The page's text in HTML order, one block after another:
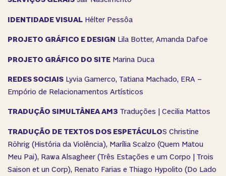
IDENTIDADE VISUAL Hélter Pessôa
PROJETO GRÁFICO E DESIGN Lila Botter, Amanda Dafoe
PROJETO GRÁFICO DO SITE Marina Duca
REDES SOCIAIS Lyvia Gamerco, Tatiana Machado, ERA –
Empório de Relacionamentos Artísticos
TRADUÇÃO SIMULTÂNEA AM3 Traduções | Cecilia Mattos
TRADUÇÃO DE TEXTOS DOS ESPETÁCULOS Christine
Röhrig (História da Violência), Marília Scalzo (Quem Matou
Meu Pai), Rawa Alsagheer (Três Estações e um Corpo | Trois
Saison et un Corp), Renato Farias e Thiago Hypolito (Do Lado